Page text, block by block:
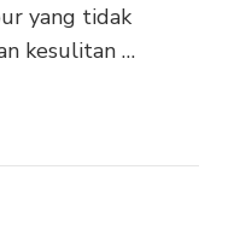
yang tidak
kesulitan …